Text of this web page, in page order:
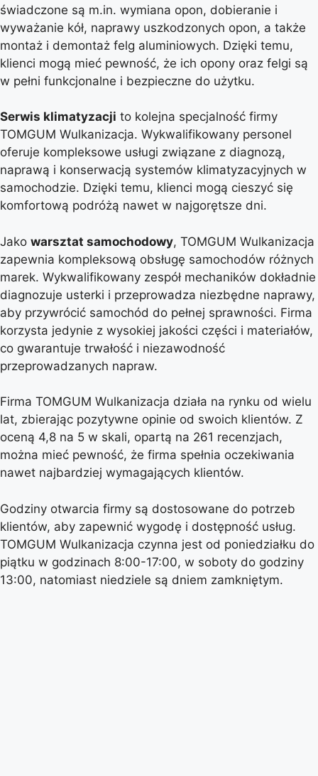
świadczone są m.in. wymiana opon, dobieranie i
wyważanie kół, naprawy uszkodzonych opon, a także
montaż i demontaż felg aluminiowych. Dzięki temu,
klienci mogą mieć pewność, że ich opony oraz felgi są
w pełni funkcjonalne i bezpieczne do użytku.
Serwis klimatyzacji to kolejna specjalność firmy
TOMGUM Wulkanizacja. Wykwalifikowany personel
oferuje kompleksowe usługi związane z diagnozą,
naprawą i konserwacją systemów klimatyzacyjnych w
samochodzie. Dzięki temu, klienci mogą cieszyć się
komfortową podróżą nawet w najgorętsze dni.
Jako warsztat samochodowy, TOMGUM Wulkanizacja
zapewnia kompleksową obsługę samochodów różnych
marek. Wykwalifikowany zespół mechaników dokładnie
diagnozuje usterki i przeprowadza niezbędne naprawy,
aby przywrócić samochód do pełnej sprawności. Firma
korzysta jedynie z wysokiej jakości części i materiałów,
co gwarantuje trwałość i niezawodność
przeprowadzanych napraw.
Firma TOMGUM Wulkanizacja działa na rynku od wielu
lat, zbierając pozytywne opinie od swoich klientów. Z
oceną 4,8 na 5 w skali, opartą na 261 recenzjach,
można mieć pewność, że firma spełnia oczekiwania
nawet najbardziej wymagających klientów.
Godziny otwarcia firmy są dostosowane do potrzeb
klientów, aby zapewnić wygodę i dostępność usług.
TOMGUM Wulkanizacja czynna jest od poniedziałku do
piątku w godzinach 8:00-17:00, w soboty do godziny
13:00, natomiast niedziele są dniem zamkniętym.